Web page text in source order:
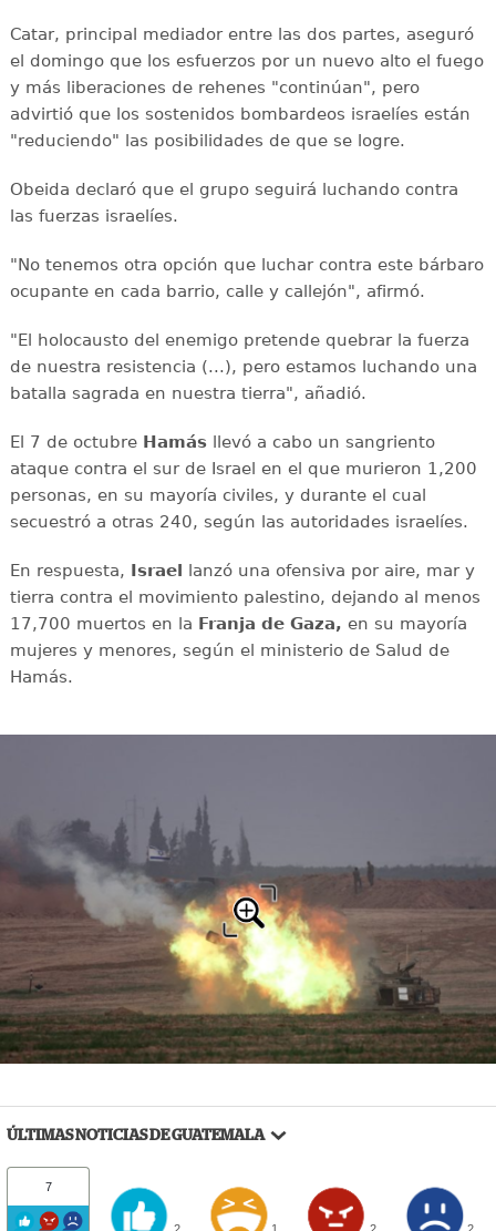
Catar, principal mediador entre las dos partes, aseguró
el domingo que los esfuerzos por un nuevo alto el fuego
y más liberaciones de rehenes "continúan", pero
advirtió que los sostenidos bombardeos israelíes están
"reduciendo" las posibilidades de que se logre.
Obeida declaró que el grupo seguirá luchando contra
las fuerzas israelíes.
"No tenemos otra opción que luchar contra este bárbaro
ocupante en cada barrio, calle y callejón", afirmó.
"El holocausto del enemigo pretende quebrar la fuerza
de nuestra resistencia (...), pero estamos luchando una
batalla sagrada en nuestra tierra", añadió.
El 7 de octubre Hamásllevó a cabo un sangriento
ataque contra el sur de Israel en el que murieron 1,200
personas, en su mayoría civiles, y durante el cual
secuestró a otras 240, según las autoridades israelíes.
En respuesta, Israel lanzó una ofensiva por aire, mar y
tierra contra el movimiento palestino, dejando al menos
17,700 muertos en la Franja de Gaza, en su mayoría
mujeres y menores, según el ministerio de Salud de
Hamás.
ÚLTIMAS NOTICIAS DE GUATEMALA
7